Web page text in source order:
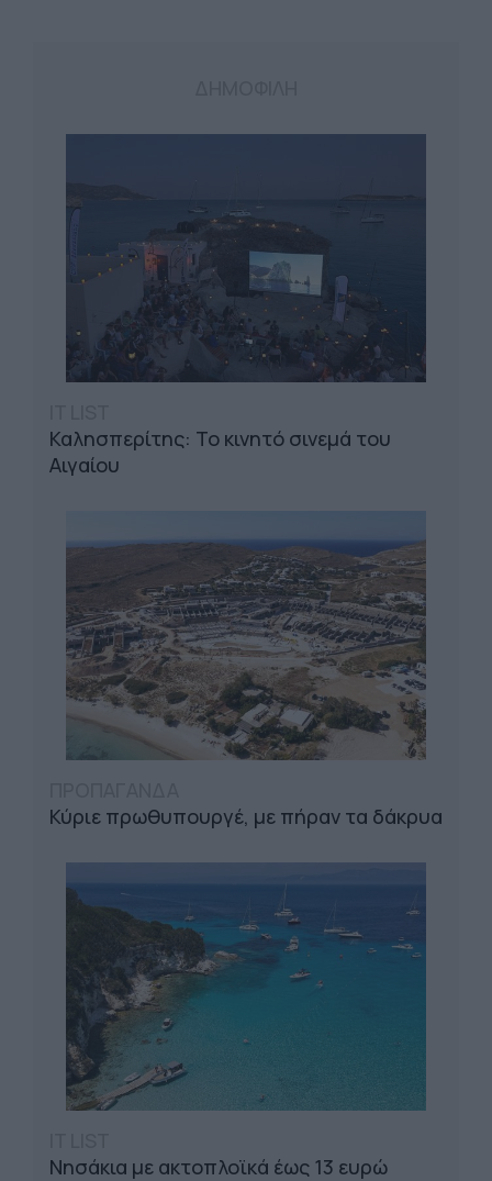
Καλησπερίτης: Το κινητό σινεμά του
Αιγαίου
Κύριε πρωθυπουργέ, με πήραν τα δάκρυα
Νησάκια με ακτοπλοϊκά έως 13 ευρώ